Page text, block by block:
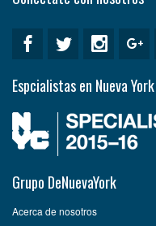
Espcialistas en Nueva York
Grupo DeNuevaYork
Acerca de nosotros